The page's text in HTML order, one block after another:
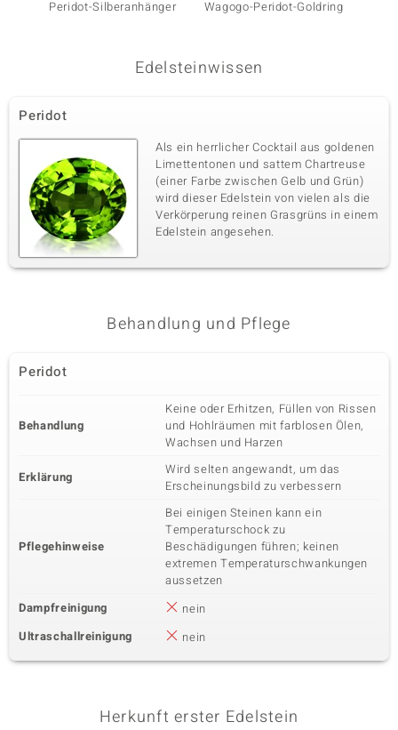
Peridot-Silberanhänger Wagogo-Peridot-Goldring
Edelsteinwissen
Peridot
Als ein herrlicher Cocktail aus goldenen
Limettentonen und sattem Chartreuse
(einer Farbe zwischen Gelb und Grün)
wird dieser Edelstein von vielen als die
Verkörperung reinen Grasgrüns in einem
Edelstein angesehen.
Behandlung und Pflege
Peridot
Behandlung
Keine oder Erhitzen, Füllen von Rissen
und Hohlräumen mit farblosen Ölen,
Wachsen und Harzen
Erklärung
Wird selten angewandt, um das
Erscheinungsbild zu verbessern
Pflegehinweise
Bei einigen Steinen kann ein
Temperaturschock zu
Beschädigungen führen; keinen
extremen Temperaturschwankungen
aussetzen
Dampfreinigung
nein
Ultraschallreinigung
nein
Herkunft erster Edelstein